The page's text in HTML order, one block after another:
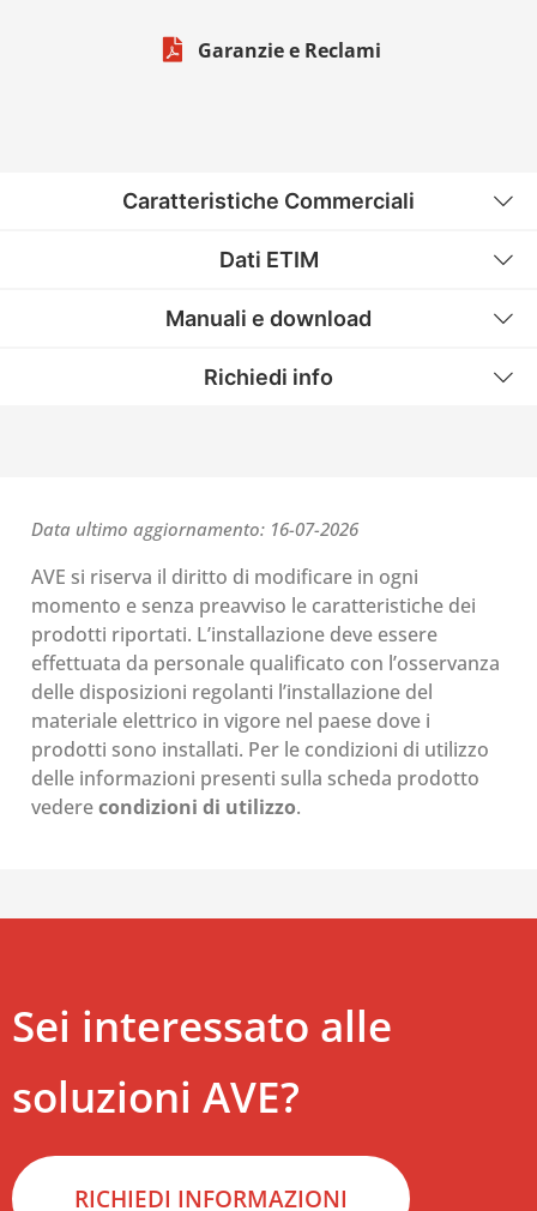
Garanzie e Reclami
Caratteristiche Commerciali
Dati ETIM
Manuali e download
Richiedi info
Data ultimo aggiornamento: 16-07-2026
AVE si riserva il diritto di modificare in ogni
momento e senza preavviso le caratteristiche dei
prodotti riportati. L’installazione deve essere
effettuata da personale qualificato con l’osservanza
delle disposizioni regolanti l’installazione del
materiale elettrico in vigore nel paese dove i
prodotti sono installati. Per le condizioni di utilizzo
delle informazioni presenti sulla scheda prodotto
vederecondizioni di utilizzo.
Sei interessato alle
soluzioni AVE?
RICHIEDI INFORMAZIONI